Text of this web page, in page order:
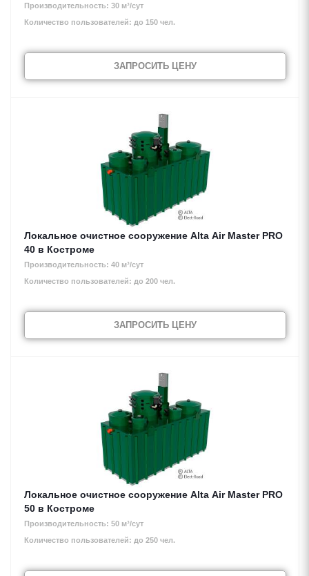
Производительность: 30 м³/сут
Количество пользователей: до 150 чел.
ЗАПРОСИТЬ ЦЕНУ
Локальное очистное сооружение Alta Air Master PRO
40 в Костроме
Производительность: 40 м³/сут
Количество пользователей: до 200 чел.
ЗАПРОСИТЬ ЦЕНУ
Локальное очистное сооружение Alta Air Master PRO
50 в Костроме
Производительность: 50 м³/сут
Количество пользователей: до 250 чел.